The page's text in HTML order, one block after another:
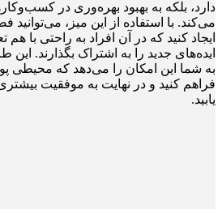
دارد، بلکه به بهبود بهره‌وری در
می‌کند. با استفاده از این میز،
ایجاد کنید که در آن افراد به راحتی با هم
ایده‌های جدید را به اشتراک بگذارند.
به شما این امکان را می‌دهد که محیطی
فراهم کنید و در نهایت به موفقیت
یابید.